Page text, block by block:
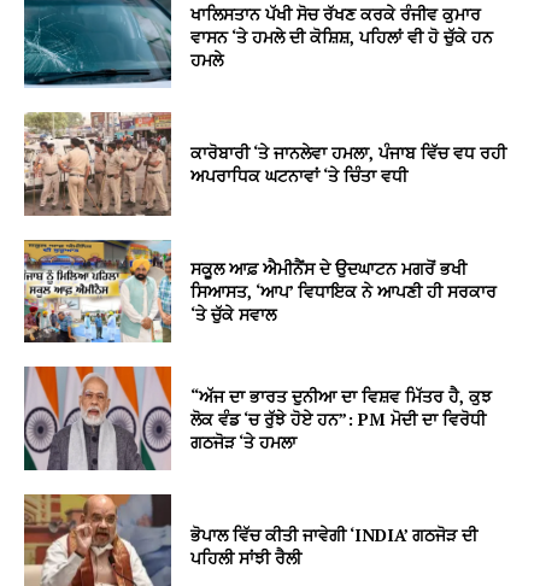
ਖਾਲਿਸਤਾਨ ਪੱਖੀ ਸੋਚ ਰੱਖਣ ਕਰਕੇ ਰੰਜੀਵ ਕੁਮਾਰ
ਵਾਸਨ ‘ਤੇ ਹਮਲੇ ਦੀ ਕੋਸ਼ਿਸ਼, ਪਹਿਲਾਂ ਵੀ ਹੋ ਚੁੱਕੇ ਹਨ
ਹਮਲੇ
ਕਾਰੋਬਾਰੀ ‘ਤੇ ਜਾਨਲੇਵਾ ਹਮਲਾ, ਪੰਜਾਬ ਵਿੱਚ ਵਧ ਰਹੀ
ਅਪਰਾਧਿਕ ਘਟਨਾਵਾਂ ‘ਤੇ ਚਿੰਤਾ ਵਧੀ
ਸਕੂਲ ਆਫ਼ ਐਮੀਨੈਂਸ ਦੇ ਉਦਘਾਟਨ ਮਗਰੋਂ ਭਖੀ
ਸਿਆਸਤ, ‘ਆਪ’ ਵਿਧਾਇਕ ਨੇ ਆਪਣੀ ਹੀ ਸਰਕਾਰ
‘ਤੇ ਚੁੱਕੇ ਸਵਾਲ
“ਅੱਜ ਦਾ ਭਾਰਤ ਦੁਨੀਆ ਦਾ ਵਿਸ਼ਵ ਮਿੱਤਰ ਹੈ, ਕੁਝ
ਲੋਕ ਵੰਡ ‘ਚ ਰੁੱਝੇ ਹੋਏ ਹਨ”: PM ਮੋਦੀ ਦਾ ਵਿਰੋਧੀ
ਗਠਜੋੜ ‘ਤੇ ਹਮਲਾ
ਭੋਪਾਲ ਵਿੱਚ ਕੀਤੀ ਜਾਵੇਗੀ ‘INDIA’ ਗਠਜੋੜ ਦੀ
ਪਹਿਲੀ ਸਾਂਝੀ ਰੈਲੀ